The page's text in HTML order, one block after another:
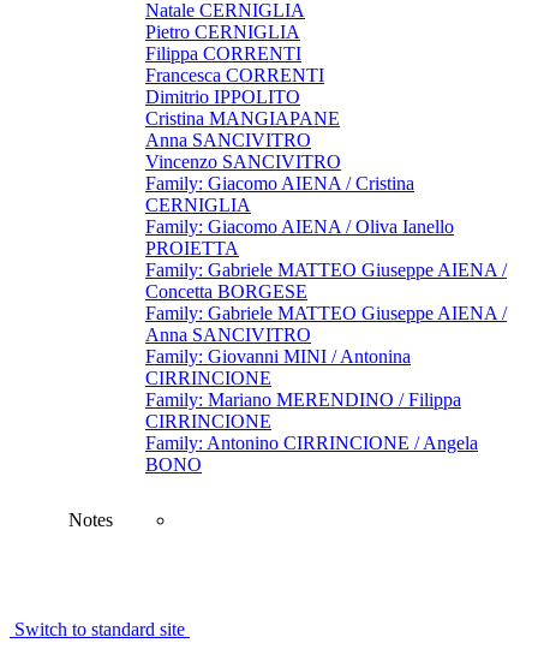
Natale CERNIGLIA
Pietro CERNIGLIA
Filippa CORRENTI
Francesca CORRENTI
Dimitrio IPPOLITO
Cristina MANGIAPANE
Anna SANCIVITRO
Vincenzo SANCIVITRO
Family: Giacomo AIENA / Cristina
CERNIGLIA
Family: Giacomo AIENA / Oliva Ianello
PROIETTA
Family: Gabriele MATTEO Giuseppe AIENA /
Concetta BORGESE
Family: Gabriele MATTEO Giuseppe AIENA /
Anna SANCIVITRO
Family: Giovanni MINI / Antonina
CIRRINCIONE
Family: Mariano MERENDINO / Filippa
CIRRINCIONE
Family: Antonino CIRRINCIONE / Angela
BONO
Notes
Switch to standard site